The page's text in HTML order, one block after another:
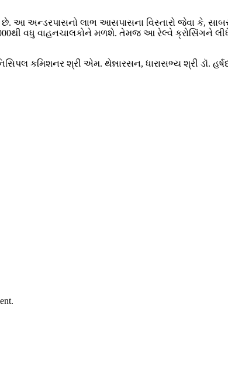
આ અન્ડરપાસનો લાભ આસપાસના વિસ્તારો જેવા કે,
વધુ વાહનચાલકોને મળશે. તેમજ આ રેલ્વે ક્રોસિંગને
કમિશનર શ્રી એમ. થેન્નારસન, ધારાસભ્ય શ્રી ડૉ.